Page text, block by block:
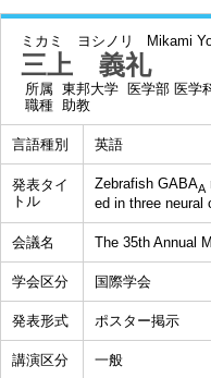
ミカミ ヨシノリ Mikami
三上 義礼
所属 東邦大学 医学部 医学
職種 助教
言語種別 英語
発表タイ
トル
Zebrafish GABAA
ed in three neural
会議名 The 35th Annual
学会区分 国際学会
発表形式 ポスター掲示
講演区分 一般